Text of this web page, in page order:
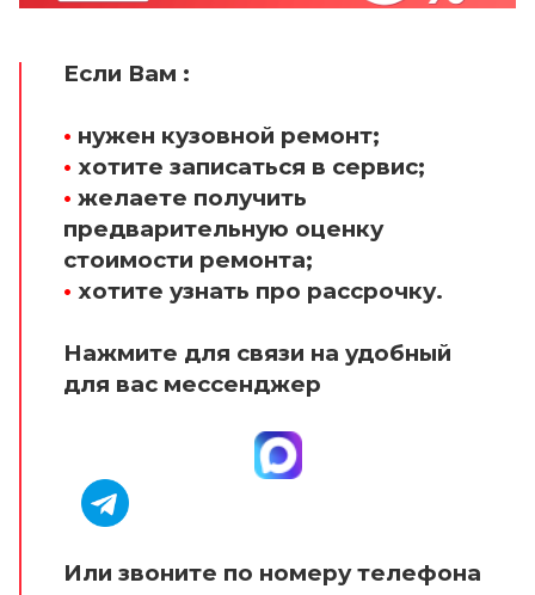
Если Вам :
• нужен кузовной ремонт;
• хотите записаться в сервис;
• желаете получить
предварительную оценку
стоимости ремонта;
• хотите узнать про рассрочку.
Нажмите для связи на удобный
для вас мессенджер
Или звоните по номеру телефона